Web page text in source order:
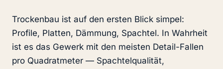
Trockenbau ist auf den ersten Blick simpel:
Profile, Platten, Dämmung, Spachtel. In Wahrheit
ist es das Gewerk mit den meisten Detail-Fallen
pro Quadratmeter — Spachtelqualität,